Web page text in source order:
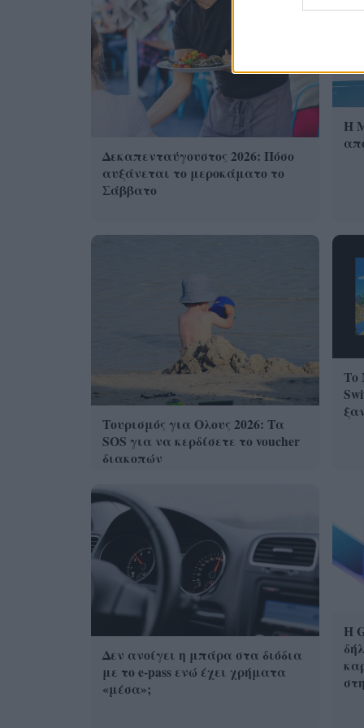
Δεκαπενταύγουστος 2026: Πόσο
αυξάνεται το μεροκάματο το
Σάββατο
Η
Τουρισμός για Ολους 2026: Τα
SOS για να κερδίσετε το voucher
διακοπών
Το
Δεν ανοίγει η μπάρα στα διόδια
με το e-pass ενώ έχει χρήματα
«μέσα»;
Η